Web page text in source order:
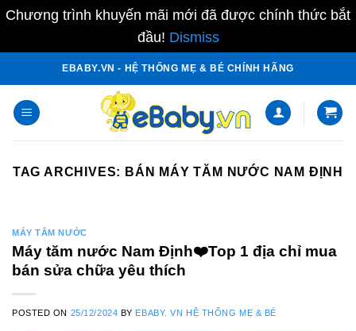
Chương trình khuyến mãi mới đã được chính thức bắt
đầu! Dismiss
content
EBABY.VN - HỆ THỐNG MẸ & BÉ CHÍNH HÃNG
TAG ARCHIVES: BÁN MÁY TĂM NƯỚC NAM ĐỊNH
MÁY TĂM NƯỚC
Máy tăm nước Nam Định❤️️Top 1 địa chỉ mua
bán sửa chữa yêu thích
POSTED ON 25/12/2024 BY EBABY. VN HỆ THỐNG MẸ & BÉ